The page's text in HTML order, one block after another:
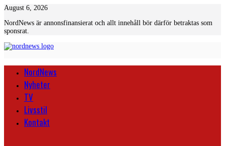
Skip
content
August 6, 2026
NordNews är annonsfinansierat och allt innehåll bör därför betraktas som
sponsrat.
NordNews
Nyheter
TV
Livsstil
Kontakt